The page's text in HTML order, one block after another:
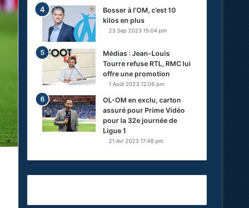
Bosser à l’OM, c’est 10
kilos en plus
23 Sep 2023 15:04 pm
Médias : Jean-Louis
Tourre refuse RTL, RMC lui
offre une promotion
1 Août 2023 12:06 pm
OL-OM en exclu, carton
assuré pour Prime Vidéo
pour la 32e journée de
Ligue 1
21 Avr 2023 17:48 pm